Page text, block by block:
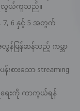
ရလွယ်ကူသည်။
8, 7, 6 နှင့် 5 အတွက်
န်မြန်ဆန်သည့် ကမ္ဘာ
းစားသော streaming
ေးကို ကာကွယ်ရန်